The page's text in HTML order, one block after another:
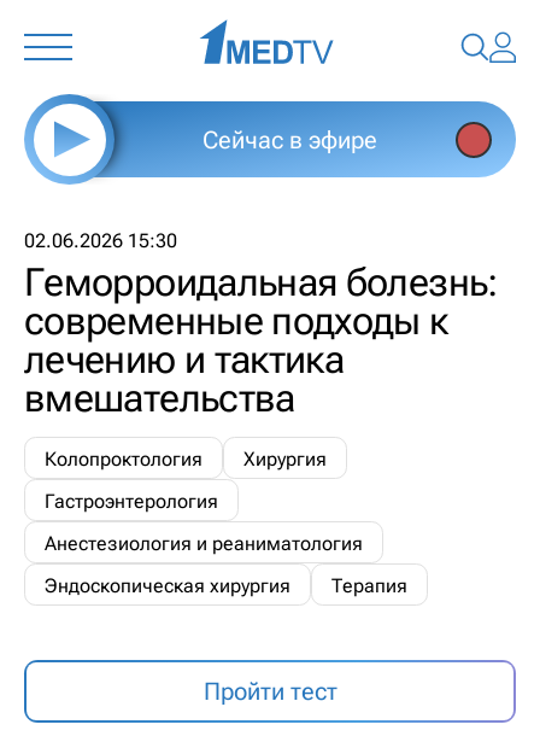
Сейчас в эфире
02.06.2026 15:30
Геморроидальная болезнь:
современные подходы к
лечению и тактика
вмешательства
Колопроктология
Хирургия
Гастроэнтерология
Анестезиология и реаниматология
Эндоскопическая хирургия
Терапия
Пройти тест